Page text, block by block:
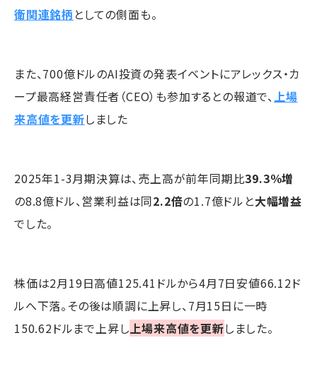
衛関連銘柄 としての側面も。
また、700億ドルのAI投資の発表イベントにアレックス・カ
ープ最高経営責任者（CEO）も参加するとの報道で、上場
来高値を更新しました
2025年1-3月期決算は、売上高が前年同期比39.3％増
の8.8億ドル、営業利益は同2.2倍の1.7億ドルと大幅増益
でした。
株価は2月19日高値125.41ドルから4月7日安値66.12ド
ルへ下落。その後は順調に上昇し、7月15日に一時
150.62ドルまで上昇し上場来高値を更新しました。